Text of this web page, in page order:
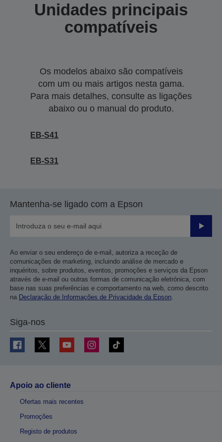
Unidades principais
compatíveis
Os modelos abaixo são compatíveis
com um ou mais artigos nesta gama.
Para mais detalhes, consulte as ligações
abaixo ou o manual do produto.
EB-S41
EB-S31
Mantenha-se ligado com a Epson
Enviar
Ao enviar o seu endereço de e-mail, autoriza a receção de
comunicações de marketing, incluindo análise de mercado e
inquéritos, sobre produtos, eventos, promoções e serviços da Epson
através de e-mail ou outras formas de comunicação eletrónica, com
base nas suas preferências e comportamento na web, como descrito
na Declaração de Informações de Privacidade da Epson.
Siga-nos
Apoio ao cliente
Ofertas mais recentes
Promoções
Registo de produtos